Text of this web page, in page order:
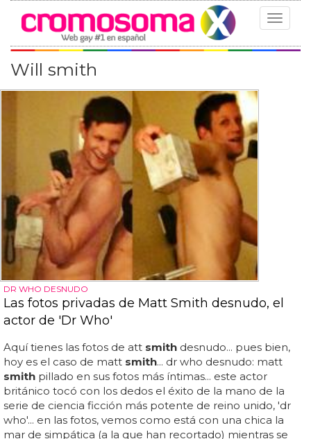
Toggle
Will smith
DR WHO DESNUDO
Las fotos privadas de Matt Smith desnudo, el
actor de 'Dr Who'
Aquí tienes las fotos de att smith desnudo... pues bien,
hoy es el caso de matt smith... dr who desnudo: matt
smith pillado en sus fotos más íntimas... este actor
británico tocó con los dedos el éxito de la mano de la
serie de ciencia ficción más potente de reino unido, 'dr
who'... en las fotos, vemos como está con una chica la
mar de simpática (a la que han recortado) mientras se